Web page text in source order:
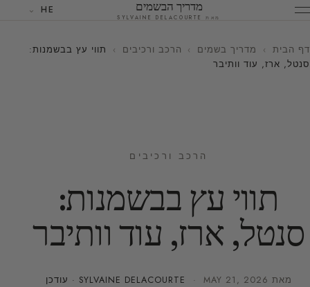
מדריך הבשמים
מאת SYLVAINE DELACOURTE
HE
דף הבית › מדריך בשמים › הרכב ורכיבים ›
תווי עץ בבשמנות:
סנטל, ארז, עוד וותיבר
הרכב ורכיבים
תווי עץ בבשמנות:
סנטל, ארז, עוד וותיבר
מאת SYLVAINE DELACOURTE · MAY 21, 2026
· עודכן